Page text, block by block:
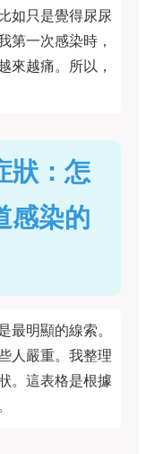
如只是覺得尿尿
第一次感染時，
來越痛。所以，
狀：怎
感染的
最明顯的線索。
人嚴重。我整理
。這表格是根據